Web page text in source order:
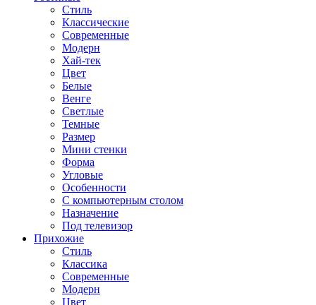
Стиль
Классические
Современные
Модерн
Хай-тек
Цвет
Белые
Венге
Светлые
Темные
Размер
Мини стенки
Форма
Угловые
Особенности
С компьютерным столом
Назначение
Под телевизор
Прихожие
Стиль
Классика
Современные
Модерн
Цвет